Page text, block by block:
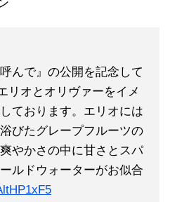
んで』の公開を記念して
リオとオリヴァーをイメ
ております。エリオには
びたグレープフルーツの
やかさの中に甘さとスパ
ルドウォーターがお似合